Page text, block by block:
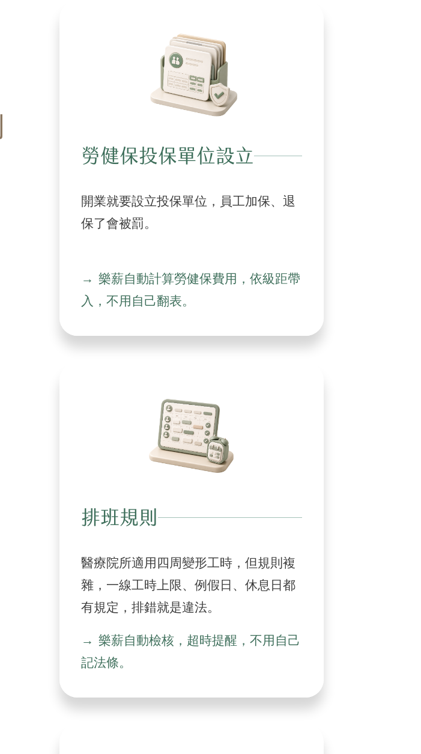
勞健保投保單位設立
開業就要設立投保單位，員工加保、退
保了會被罰。
樂薪自動計算勞健保費用，依級距帶
入，不用自己翻表。
排班規則
醫療院所適用四周變形工時，但規則複
雜，一線工時上限、例假日、休息日都
有規定，排錯就是違法。
樂薪自動檢核，超時提醒，不用自己
記法條。